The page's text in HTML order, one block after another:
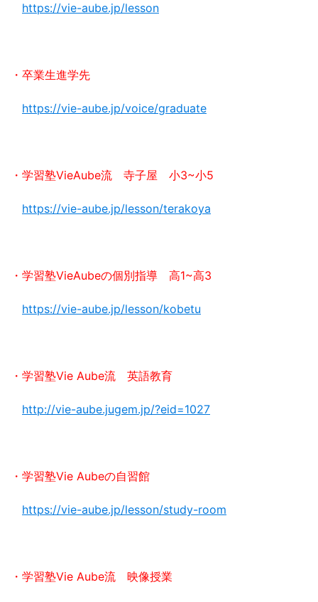
https://vie-aube.jp/lesson
・卒業生進学先
https://vie-aube.jp/voice/graduate
・学習塾VieAube流 寺子屋 小3~小5
https://vie-aube.jp/lesson/terakoya
・学習塾VieAubeの個別指導 高1~高3
https://vie-aube.jp/lesson/kobetu
・学習塾Vie Aube流 英語教育
http://vie-aube.jugem.jp/?eid=1027
・学習塾Vie Aubeの自習館
https://vie-aube.jp/lesson/study-room
・学習塾Vie Aube流 映像授業